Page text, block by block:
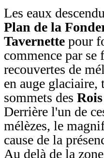
Les eaux
Plan de la
Tavernette pour
commence par se
recouvertes de
en auge glaciaire,
sommets des
Derrière l'un de
mélèzes, le
cause de la
Au delà de la